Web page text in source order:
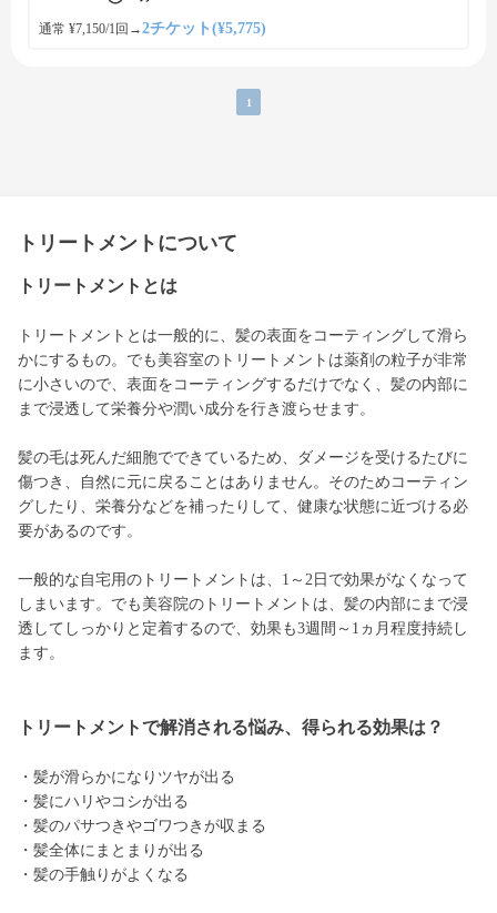
通常 ¥7,150/1回 →2チケット(¥5,775)
1
トリートメントについて
トリートメントとは
トリートメントとは一般的に、髪の表面をコーティングして滑ら
かにするもの。でも美容室のトリートメントは薬剤の粒子が非常
に小さいので、表面をコーティングするだけでなく、髪の内部に
まで浸透して栄養分や潤い成分を行き渡らせます。
髪の毛は死んだ細胞でできているため、ダメージを受けるたびに
傷つき、自然に元に戻ることはありません。そのためコーティン
グしたり、栄養分などを補ったりして、健康な状態に近づける必
要があるのです。
一般的な自宅用のトリートメントは、1～2日で効果がなくなって
しまいます。でも美容院のトリートメントは、髪の内部にまで浸
透してしっかりと定着するので、効果も3週間～1ヵ月程度持続し
ます。
トリートメントで解消される悩み、得られる効果は？
・髪が滑らかになりツヤが出る
・髪にハリやコシが出る
・髪のパサつきやゴワつきが収まる
・髪全体にまとまりが出る
・髪の手触りがよくなる